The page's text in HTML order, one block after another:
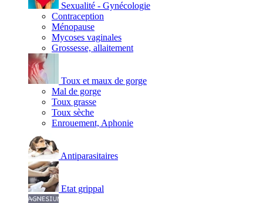
Sexualité - Gynécologie
Contraception
Ménopause
Mycoses vaginales
Grossesse, allaitement
Toux et maux de gorge
Mal de gorge
Toux grasse
Toux sèche
Enrouement, Aphonie
Antiparasitaires
Etat grippal